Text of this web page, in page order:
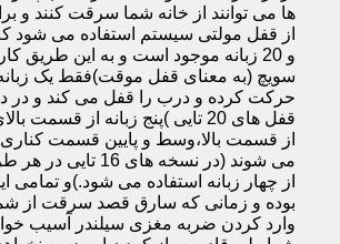
ها می توانند از خانه شما سرقت کنند و
و 20 زبانه موجود است و به این طریق
سویچ (به معنای قفل موقت)فقط یک
حرکت کرده و درب را قفل می کند و در
قفل های 20 تایی )پنج زبانه از
از قسمت بالا،وسط و پایین قسمت
می شوند (در نسخه های
از چهار زبانه استفاده می شود.)و تمامی
بوده و زمانی که سارق قصد سرقت از شما
وارد کردن ضربه مغزی سیلندر آسیب